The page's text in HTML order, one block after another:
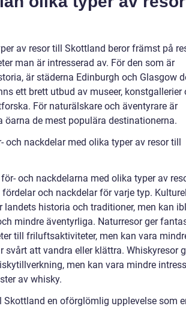
av resor till Skottland beror främst på
man är intresserad av. För den som är
är städerna Edinburgh och Glasgow
ett brett utbud av museer, konstgallerier
För naturälskare och äventyrare är
öarna de mest populära destinationerna.
och nackdelar med olika typer av resor till
och nackdelarna med olika typer av
och nackdelar för varje typ.
landets historia och traditioner, men kan
mindre äventyrliga. Naturresor ger
till friluftsaktiviteter, men kan vara
att vandra eller klättra. Whiskyresor
men kan vara mindre
av whisky.
en oförglömlig upplevelse som